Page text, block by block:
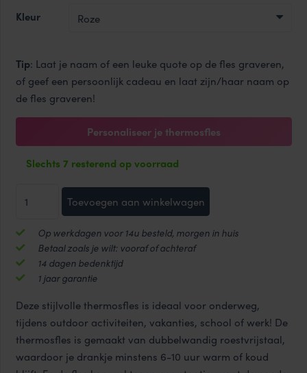
was:
is:
Kleur
Tip: Laat je naam of een leuke quote op de fles graveren,
of geef een persoonlijk cadeau en laat zijn/haar naam op
de fles graveren!
Personaliseer je thermosfles
Slechts 7 resterend op voorraad
Tumbler
HOT&COOL
thermosfles
470
ml
Toevoegen aan winkelwagen
Op werkdagen voor 14u besteld, morgen in huis
Betaal zoals je wilt: vooraf of achteraf
14 dagen bedenktijd
1 jaar garantie
Deze stijlvolle thermosfles is ideaal voor onderweg,
tijdens outdoor activiteiten, vakanties, school of werk! De
thermosfles is gemaakt van dubbelwandig roestvrijstaal,
waardoor je drankje minstens 6-10 uur warm of koud